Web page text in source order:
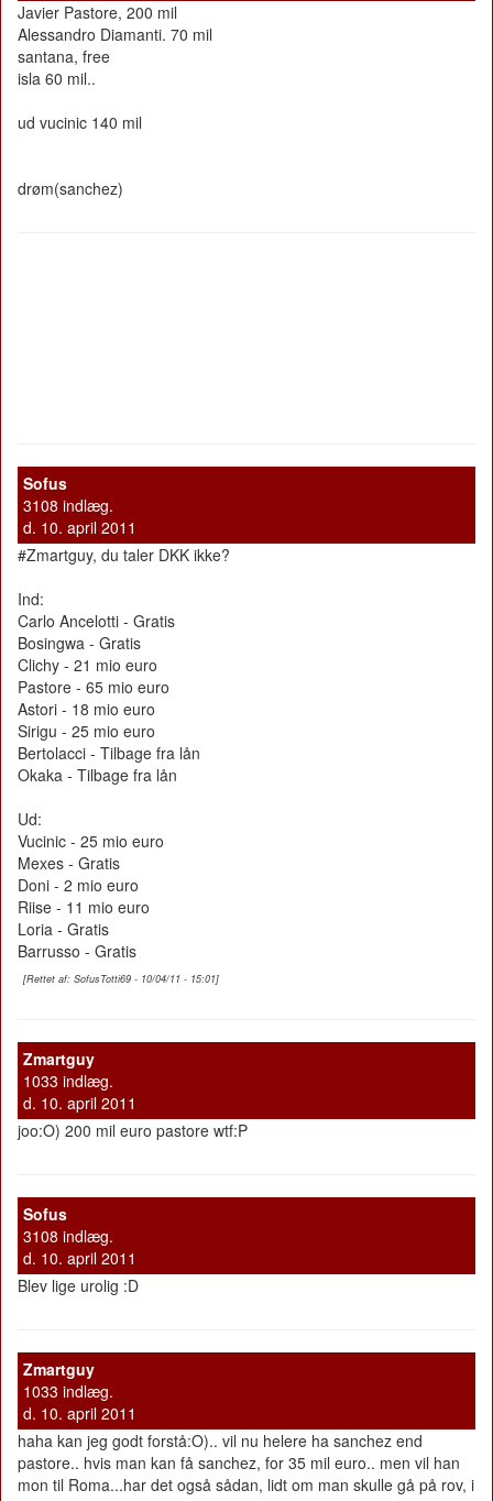
Javier Pastore, 200 mil
Alessandro Diamanti. 70 mil
santana, free
isla 60 mil..
ud vucinic 140 mil
drøm(sanchez)
Sofus
3108 indlæg.
d. 10. april 2011
#Zmartguy, du taler DKK ikke?
Ind:
Carlo Ancelotti - Gratis
Bosingwa - Gratis
Clichy - 21 mio euro
Pastore - 65 mio euro
Astori - 18 mio euro
Sirigu - 25 mio euro
Bertolacci - Tilbage fra lån
Okaka - Tilbage fra lån
Ud:
Vucinic - 25 mio euro
Mexes - Gratis
Doni - 2 mio euro
Riise - 11 mio euro
Loria - Gratis
Barrusso - Gratis
[Rettet af: SofusTotti69 - 10/04/11 - 15:01]
Zmartguy
1033 indlæg.
d. 10. april 2011
joo:O) 200 mil euro pastore wtf:P
Sofus
3108 indlæg.
d. 10. april 2011
Blev lige urolig :D
Zmartguy
1033 indlæg.
d. 10. april 2011
haha kan jeg godt forstå:O).. vil nu helere ha sanchez end
pastore.. hvis man kan få sanchez, for 35 mil euro.. men vil han
mon til Roma...har det også sådan, lidt om man skulle gå på rov, i